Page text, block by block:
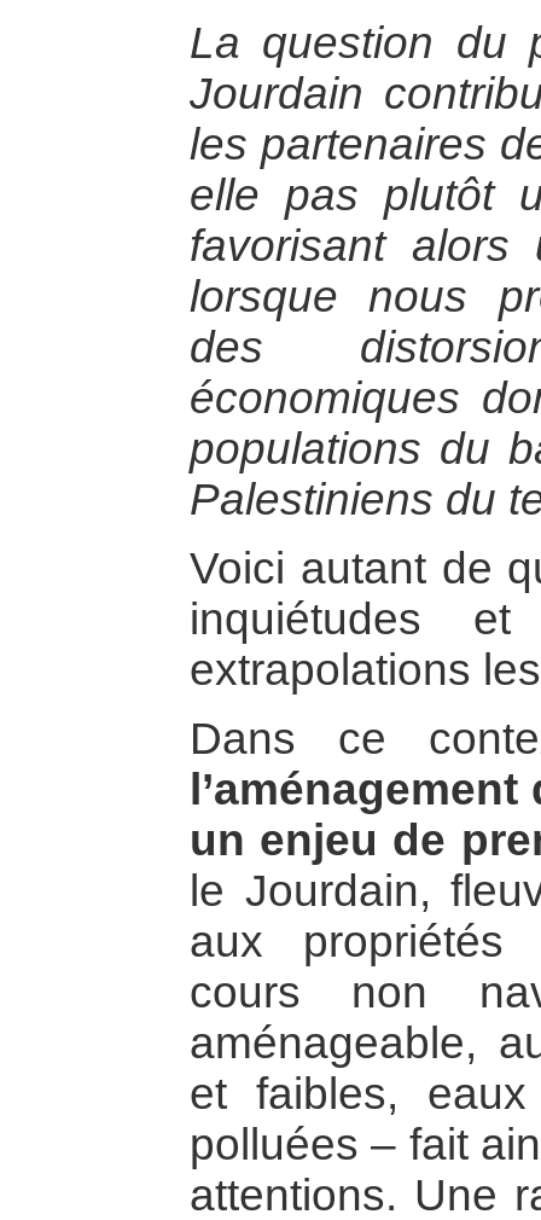
La question du
Jourdain
les partenaires
elle pas plutôt
favorisant alors
lorsque nous
des
économiques
populations du
Palestiniens du
Voici autant de
inquiétudes
extrapolations
Dans ce
un enjeu de
le Jourdain,
aux propriétés
cours non
aménageable,
et faibles,
polluées – fait
attentions. Une